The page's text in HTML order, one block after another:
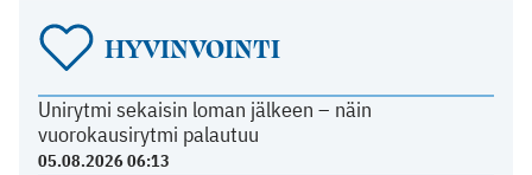
HYVINVOINTI
Unirytmi sekaisin loman jälkeen – näin
vuorokausirytmi palautuu
05.08.2026 06:13